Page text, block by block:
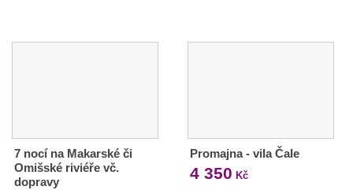
7 nocí na Makarské či
Omišské riviéře vč.
dopravy
Promajna - vila Čale
4 350 Kč